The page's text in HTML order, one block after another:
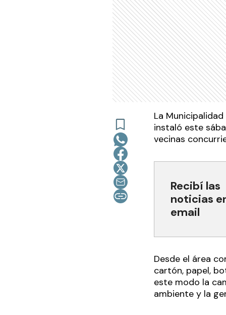
La
instaló este
vecinas
Recibí las
noticias
email
Desde el área
cartón, papel,
este modo la
ambiente y la